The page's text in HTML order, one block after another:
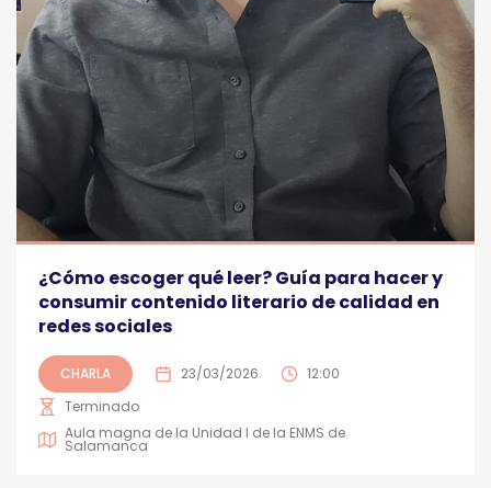
¿Cómo escoger qué leer? Guía para hacer y
consumir contenido literario de calidad en
redes sociales
CHARLA 23/03/2026
12:00
Terminado
Aula magna de la Unidad I de la ENMS de
Salamanca